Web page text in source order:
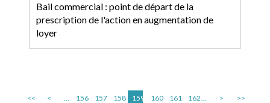
Bail commercial : point de départ de la
prescription de l'action en augmentation de
loyer
<< < ... 156 157 158 159 160 161 162... > >>